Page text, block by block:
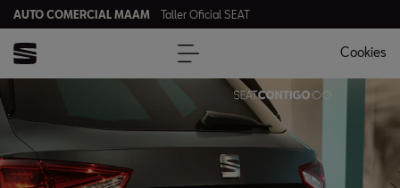
AUTO COMERCIAL MAAM Taller Oficial SEAT
Cookies